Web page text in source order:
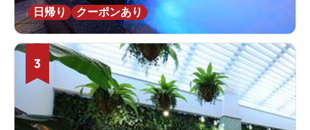
日帰り
クーポンあり
3